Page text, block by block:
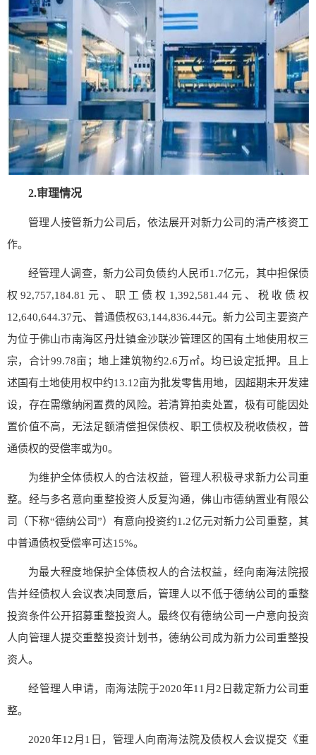
2.审理情况
管理人接管新力公司后，依法展开对新力公司的清产核资工
作。
经管理人调查，新力公司负债约人民币1.7亿元，其中担保债
权92,757,184.81元、职工债权1,392,581.44元、税收债权
12,640,644.37元、普通债权63,144,836.44元。新力公司主要资产
为位于佛山市南海区丹灶镇金沙联沙管理区的国有土地使用权三
宗，合计99.78亩；地上建筑物约2.6万㎡。均已设定抵押。且上
述国有土地使用权中约13.12亩为批发零售用地，因超期未开发建
设，存在需缴纳闲置费的风险。若清算拍卖处置，极有可能因处
置价值不高，无法足额清偿担保债权、职工债权及税收债权，普
通债权的受偿率或为0。
为维护全体债权人的合法权益，管理人积极寻求新力公司重
整。经与多名意向重整投资人反复沟通，佛山市德纳置业有限公
司（下称“德纳公司”）有意向投资约1.2亿元对新力公司重整，其
中普通债权受偿率可达15%。
为最大程度地保护全体债权人的合法权益，经向南海法院报
告并经债权人会议表决同意后，管理人以不低于德纳公司的重整
投资条件公开招募重整投资人。最终仅有德纳公司一户意向投资
人向管理人提交重整投资计划书，德纳公司成为新力公司重整投
资人。
经管理人申请，南海法院于2020年11月2日裁定新力公司重
整。
2020年12月1日，管理人向南海法院及债权人会议提交《重